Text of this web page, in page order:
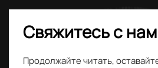
Свяжитесь с
Продолжайте читать,